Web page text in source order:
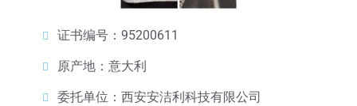
证书编号：95200611
原产地：意大利
委托单位：西安安洁利科技有限公司